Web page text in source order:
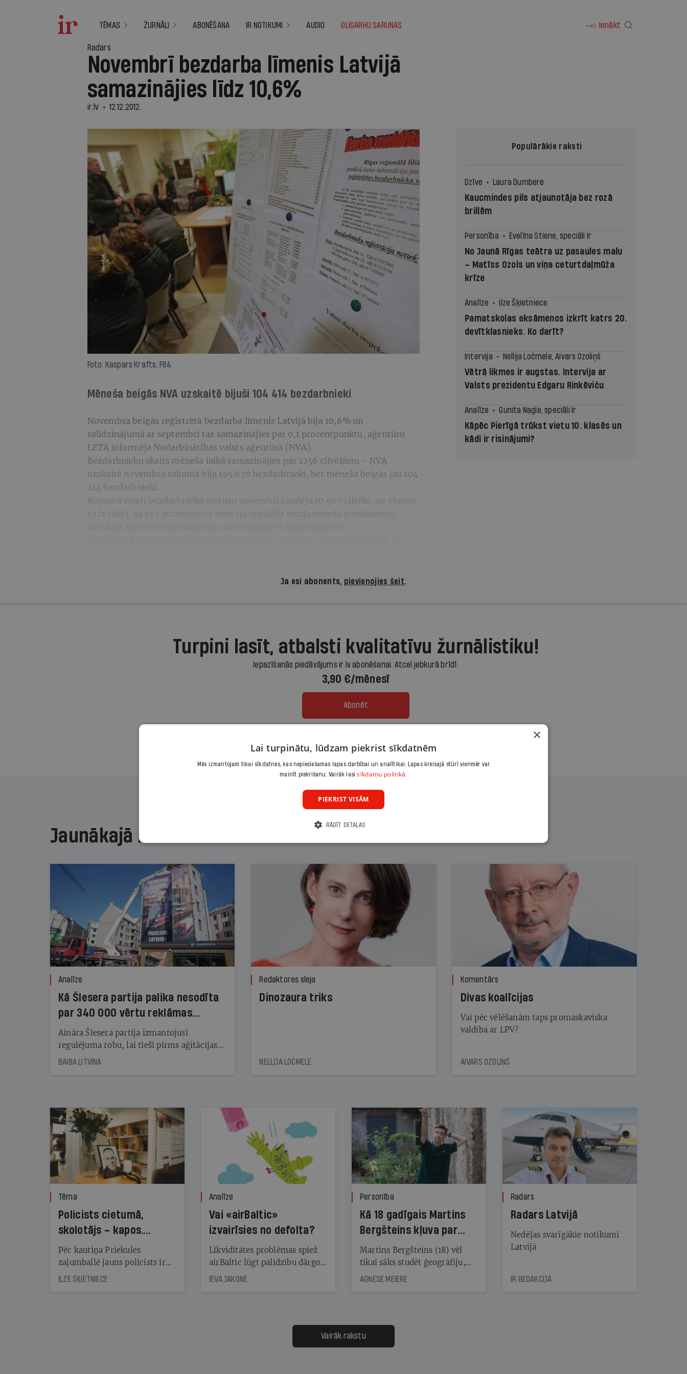
TĒMAS ŽURNĀLI ABONĒŠANA IR NOTIKUMI AUDIO OLIGARHU SARUNAS Ienākt
Radars
Novembrī bezdarba līmenis Latvijā
samazinājies līdz 10,6%
ir.lv 12.12.2012.
Foto: Kaspars Krafts, F64
Mēneša beigās NVA uzskaitē bijuši 104 414 bezdarbnieki
Novembra beigās reģistrētā bezdarba līmenis Latvijā bija 10,6% un
salīdzinājumā ar septembri tas samazinājies par 0,1 procentpunktu, aģentūru
LETA informēja Nodarbinātības valsts aģentūrā (NVA).
Bezdarbnieku skaits mēneša laikā samazinājies par 1256 cilvēkiem - NVA
uzskaitē novembra sākumā bija 105 670 bezdarbnieki, bet mēneša beigās jau 104
414 bezdarbnieki.
Kopumā valstī bezdarbnieka statusu novembrī zaudēja 10 967 cilvēki, no viņiem
Populārākie raksti
Dzīve Laura Dumbere
Kaucmindes pils atjaunotāja bez rozā
brillēm
Personība Evelīna Stiene, speciāli Ir
No Jaunā Rīgas teātra uz pasaules malu
– Matīss Ozols un viņa ceturtdaļmūža
krīze
Analīze Ilze Šķietniece
Pamatskolas eksāmenos izkrīt katrs 20.
devītklasnieks. Ko darīt?
Intervija Nellija Ločmele, Aivars Ozoliņš
Vētrā likmes ir augstas. Intervija ar
Valsts prezidentu Edgaru Rinkēviču
Analīze Gunita Nagle, speciāli Ir
Kāpēc Pierīgā trūkst vietu 10. klasēs un
kādi ir risinājumi?
Ja esi abonents, pievienojies šeit.
Turpini lasīt, atbalsti kvalitatīvu žurnālistiku!
Iepazīšanās piedāvājums ir.lv abonēšanai. Atcel jebkurā brīdī.
3,90 €/mēnesī
Abonēt
Jaunākajā žurnālā
Analīze
Kā Šlesera partija palika nesodīta
par 340 000 vērtu reklāmas
kampaņu
Aināra Šlesera partija izmantojusi
regulējuma robu, lai tieši pirms aģitācijas
starta izreklamētos par summu, kas
BAIBA LITVINA
Redaktores sleja
Dinozaura triks
NELLIJA LOČMELE
Komentārs
Divas koalīcijas
Vai pēc vēlēšanām taps promaskaviska
valdība ar LPV?
AIVARS OZOLIŅŠ
Tēma
Policists cietumā,
skolotājs – kapos.
Reibuma cena Priekulē
Pēc kautiņa Priekules
zaļumballē jauns policists ir
nonācis cietumā, bet
cienījams pedagogs — kapos.
ILZE ŠĶIETNIECE
Analīze
Vai «airBaltic»
izvairīsies no defolta?
Likviditātes problēmas spiež
airBaltic lūgt palīdzību dārgo
obligāciju turētājiem, taču
samaksāt augstos procentus,
kas jāpārskaita jau trīs dienas
pirms nākamās sapulces
IEVA JAKONE
Personība
Kā 18 gadīgais Martins
Bergšteins kļuva par
laika ziņu seju?
Martins Bergšteins (18) vēl
tikai sāks studēt ģeogrāfiju,
bet viņa sacītajam jau uzticas
uzcītīga darba, mammas
atbalsts un drosme turpināt
meteovērojumus arī tad, kad
AGNESE MEIERE
Radars
Radars Latvijā
Nedēļas svarīgākie notikumi
Latvijā
IR REDAKCIJA
Vairāk rakstu
×
Lai turpinātu, lūdzam piekrist sīkdatnēm
Mēs izmantojam tikai sīkdatnes, kas nepieciešamas lapas darbībai un analītikai. Lapas kreisajā stūrī vienmēr var
mainīt piekrišanu. Vairāk lasisīkdatņu politikā.
PIEKRIST VISĀM
RĀDĪT DETAĻAS